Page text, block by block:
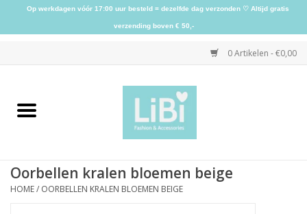
0 Artikelen - €0,00
Home
Kleding
Oorbellen kralen bloemen beige
HOME/ OORBELLEN KRALEN BLOEMEN BEIGE
Op werkdagen vóór 17:00 uur besteld = dezelfde dag verzonden ♡ Altijd gratis
verzending boven € 50,-